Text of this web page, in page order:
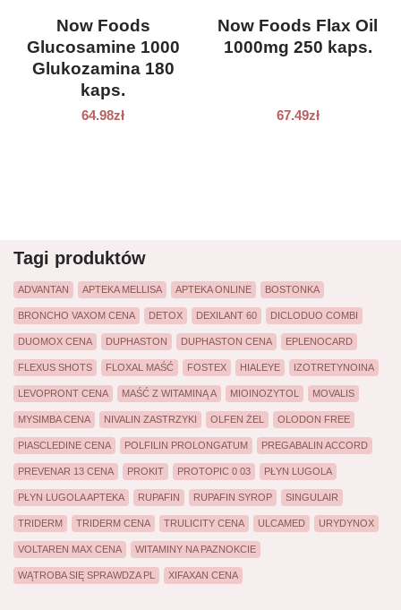
Now Foods
Glucosamine 1000
Glukozamina 180
kaps.
64.98zł
Now Foods Flax Oil
1000mg 250 kaps.
67.49zł
Tagi produktów
ADVANTAN APTEKA MELLISA APTEKA ONLINE BOSTONKA
BRONCHO VAXOM CENA DETOX DEXILANT 60 DICLODUO COMBI
DUOMOX CENA DUPHASTON DUPHASTON CENA EPLENOCARD
FLEXUS SHOTS FLOXAL MAŚĆ FOSTEX HIALEYE IZOTRETYNOINA
LEVOPRONT CENA MAŚĆ Z WITAMINĄ A MIOINOZYTOL MOVALIS
MYSIMBA CENA NIVALIN ZASTRZYKI OLFEN ŻEL OLODON FREE
PIASCLEDINE CENA POLFILIN PROLONGATUM PREGABALIN ACCORD
PREVENAR 13 CENA PROKIT PROTOPIC 0 03 PŁYN LUGOLA
PŁYN LUGOLA APTEKA RUPAFIN RUPAFIN SYROP SINGULAIR
TRIDERM TRIDERM CENA TRULICITY CENA ULCAMED URYDYNOX
VOLTAREN MAX CENA WITAMINY NA PAZNOKCIE
WĄTROBA SIĘ SPRAWDZA PL XIFAXAN CENA